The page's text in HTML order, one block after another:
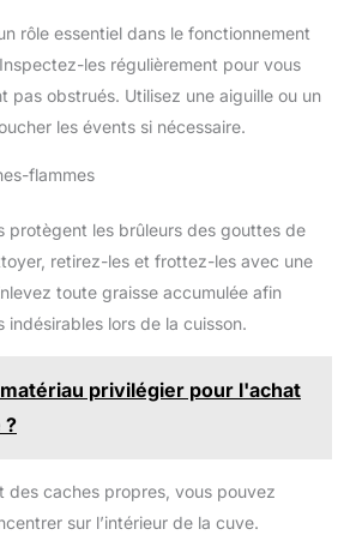
rôle essentiel dans le fonctionnement
les régulièrement pour vous
pas obstrués. Utilisez une aiguille ou un
les évents si nécessaire.
flammes
protègent les brûleurs des gouttes de
retirez-les et frottez-les avec une
toute graisse accumulée afin
indésirables lors de la cuisson.
privilégier pour l'achat
?
des caches propres, vous pouvez
sur l’intérieur de la cuve.